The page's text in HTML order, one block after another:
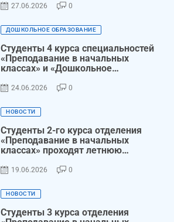
образ жизни»!
27.06.2026 0
ДОШКОЛЬНОЕ ОБРАЗОВАНИЕ
Студенты 4 курса специальностей
«Преподавание в начальных
классах» и «Дошкольное
выпускные квалификационные
24.06.2026 0
НОВОСТИ
Студенты 2-го курса отделения
«Преподавание в начальных
классах» проходят летнюю
19.06.2026 0
НОВОСТИ
Студенты 3 курса отделения